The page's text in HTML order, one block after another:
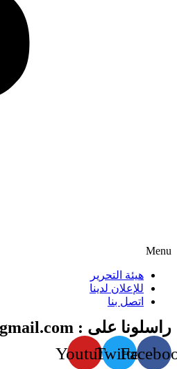
Menu
هيئة التحرير
للإعلان لدينا
اتصل بنا
راسلونا على : chaouenpress1@gmail.com
Twitter
Youtube